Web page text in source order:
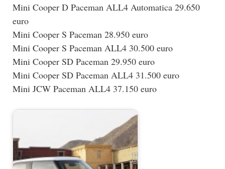
Mini Cooper D Paceman ALL4 Automatica 29.650
euro
Mini Cooper S Paceman 28.950 euro
Mini Cooper S Paceman ALL4 30.500 euro
Mini Cooper SD Paceman 29.950 euro
Mini Cooper SD Paceman ALL4 31.500 euro
Mini JCW Paceman ALL4 37.150 euro